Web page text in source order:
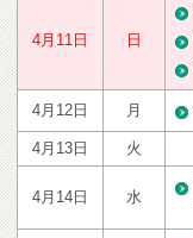
4月11日 日
4月12日 月
4月13日 火
4月14日 水